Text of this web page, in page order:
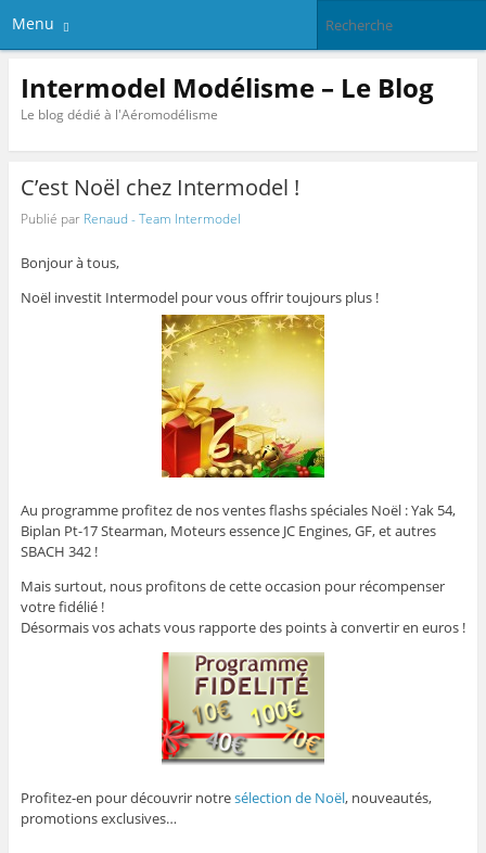
Menu
Intermodel Modélisme – Le Blog
Le blog dédié à l'Aéromodélisme
C’est Noël chez Intermodel !
Publié par Renaud - Team Intermodel
Bonjour à tous,
Noël investit Intermodel pour vous offrir toujours plus !
Au programme profitez de nos ventes flashs spéciales Noël : Yak 54,
Biplan Pt-17 Stearman, Moteurs essence JC Engines, GF, et autres
SBACH 342 !
Mais surtout, nous profitons de cette occasion pour récompenser
votre fidélié !
Désormais vos achats vous rapporte des points à convertir en euros !
Profitez-en pour découvrir notresélection de Noël, nouveautés,
promotions exclusives…